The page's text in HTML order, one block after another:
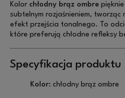
Kolor chłodny brąz ombre
subtelnym rozjaśnieniem, tworząc
efekt przejścia tonalnego. To
które preferują chłodne refleksy
Specyfikacja produktu
Kolor: chłodny brąz ombre